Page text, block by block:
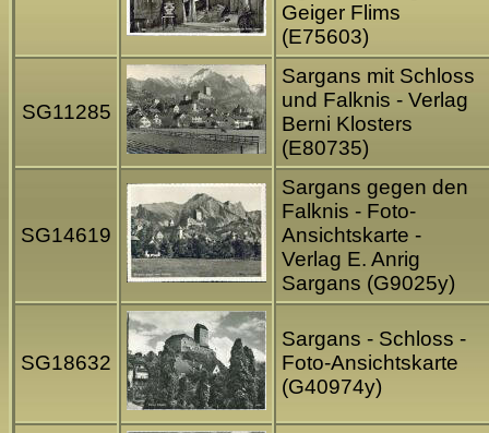
Geiger Flims
(E75603)
SG11285
Sargans mit Schloss
und Falknis - Verlag
Berni Klosters
(E80735)
SG14619
Sargans gegen den
Falknis - Foto-
Ansichtskarte -
Verlag E. Anrig
Sargans (G9025y)
SG18632
Sargans - Schloss -
Foto-Ansichtskarte
(G40974y)